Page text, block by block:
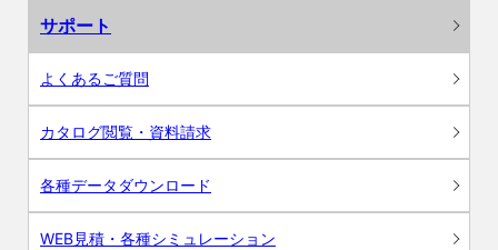
サポート
よくあるご質問
カタログ閲覧・資料請求
各種データダウンロード
WEB見積・各種シミュレーション